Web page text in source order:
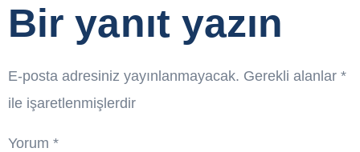
Bir yanıt yazın
E-posta adresiniz yayınlanmayacak. Gerekli alanlar *
ile işaretlenmişlerdir
Yorum *